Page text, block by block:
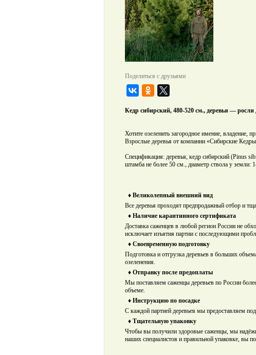
Поделиться с друзьями
Кедр сибирский, 480-520 см., деревья — росли
Хотите озеленить загородное имение, владение,
Взрослые деревья от компании «Сибирские
Спецификация: деревья, кедр сибирский (Pinus
штамба не более 50 см., диаметр ствола у земли:
♦ Великолепный внешний вид
Все деревья проходят предпродажный отбор и
♦ Наличие карантинного сертификата
Доставка саженцев в любой регион России не
исключает изъятия партии с последующими
♦ Своевременную подготовку
Подготовка и отгрузка деревьев в больших
озеленения.
♦ Отправку после предоплаты
Мы поставляем саженцы деревьев по России
объеме.
♦ Инструкцию по посадке
С каждой партией деревьев мы предоставляем
♦ Тщательную упаковку
Чтобы вы получили здоровые саженцы, мы
наших специалистов и правильной упаковке, вы